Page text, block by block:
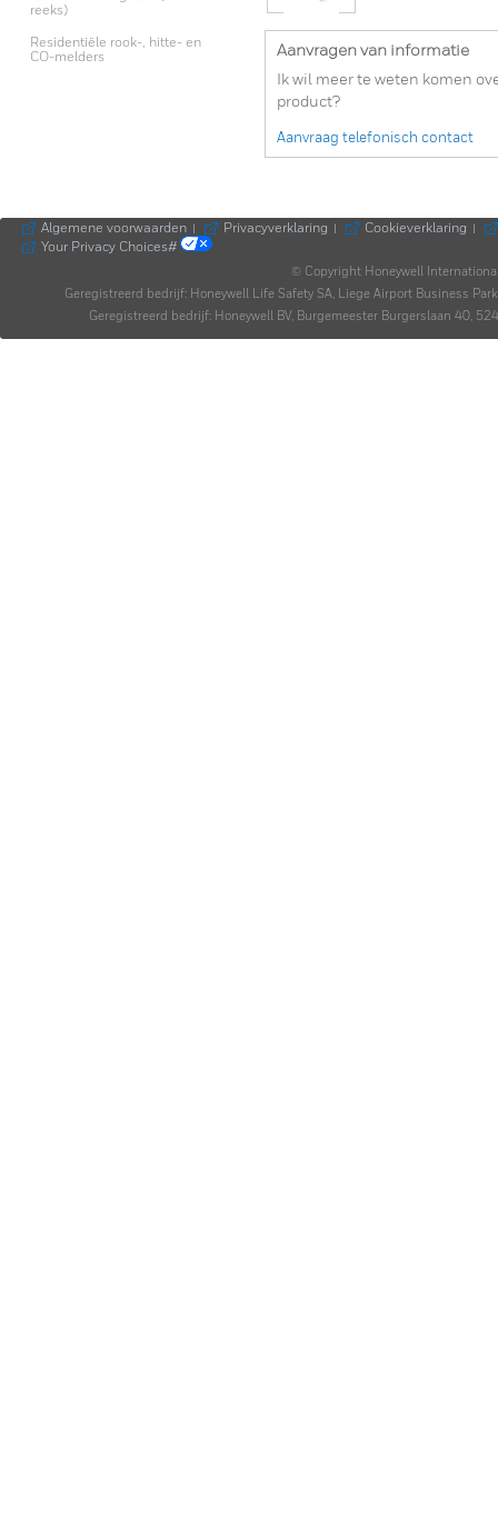
reeks)
Residentiële rook-, hitte- en
CO-melders
Aanvragen van informatie
Ik wil meer te weten komen
product?
Aanvraag telefonisch contact
Algemene voorwaarden Privacyverklaring Cookieverklaring
Your Privacy Choices#
© Copyright Honeywell
Geregistreerd bedrijf: Honeywell Life Safety SA, Liege Airport Business
Geregistreerd bedrijf: Honeywell BV, Burgemeester Burgerslaan 40,